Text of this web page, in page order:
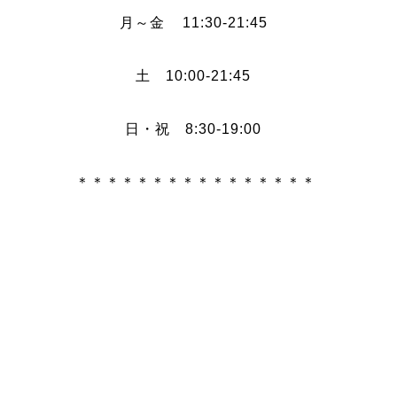
月～金 11:30-21:45
土 10:00-21:45
日・祝 8:30-19:00
＊＊＊＊＊＊＊＊＊＊＊＊＊＊＊＊